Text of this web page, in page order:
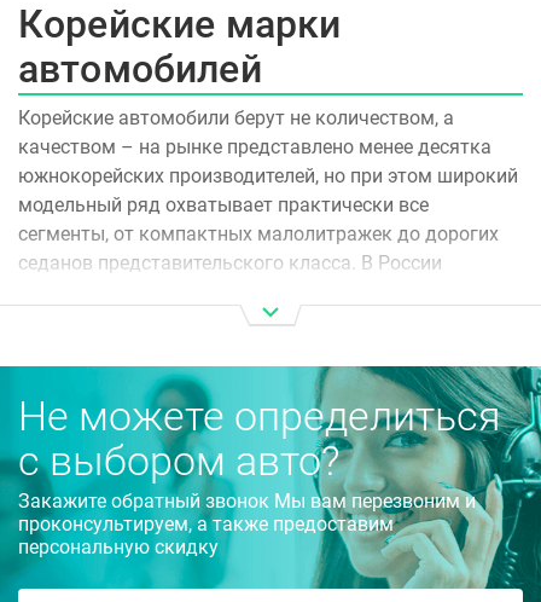
Корейские марки
автомобилей
Корейские автомобили берут не количеством, а
качеством – на рынке представлено менее десятка
южнокорейских производителей, но при этом широкий
модельный ряд охватывает практически все
сегменты, от компактных малолитражек до дорогих
седанов представительского класса. В России
Hyundai и KIA. А модели Hyundai Solaris и KIA Rio уже
на российском рынке. Неудивительно, ведь корейские
авто не только признаны по-настоящему надёжными и
безопасными, они ещё и адаптированы к российским
условиям эксплуатации.
Если вы хотите купить корейский автомобиль по
доступной цене, обращайтесь к официальному дилеру
Center Auto. У нас представлены как новые, так и
Не можете определиться
с выбором авто?
Закажите обратный звонок Мы вам перезвоним и
проконсультируем, а также предоставим
персональную скидку